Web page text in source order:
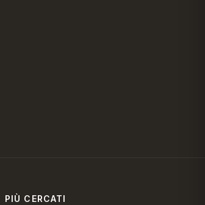
PIÙ CERCATI